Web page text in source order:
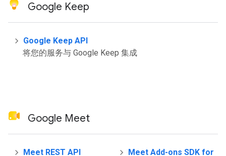
Google Keep
Google Keep API
将您的服务与 Google Keep 集成
Google Meet
Meet REST API Meet Add-ons SDK for